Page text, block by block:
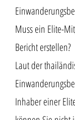
Muss ein Elite-
Bericht erstellen?
Laut der
Inhaber einer